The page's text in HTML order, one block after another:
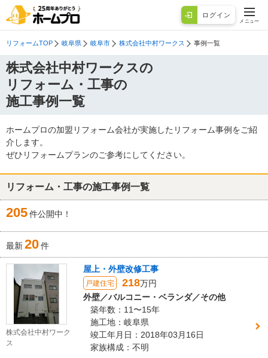
ログイン
メニュー
リフォームTOP 岐阜県 岐阜市 株式会社中村ワークス 事例一覧
株式会社中村ワークスの
リフォーム・工事の
施工事例一覧
ホームプロの加盟リフォーム会社が実施したリフォーム事例をご紹
介します。
ぜひリフォームプランのご参考にしてください。
リフォーム・工事の施工事例一覧
205件公開中！
最新20件
株式会社中村ワーク
ス
屋上・外壁改修工事
戸建住宅 218万円
外壁／バルコニー・ベランダ／その他
築年数：11〜15年
施工地：岐阜県
竣工年月日：2018年03月16日
家族構成：不明